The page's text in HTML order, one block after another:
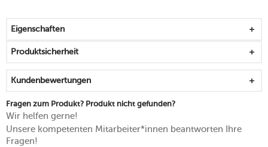
rutschfeste Füße
passt zur Espressomaschine 50’s Style und Kaffeemühle
Eigenschaften
Produktsicherheit
Kundenbewertungen
Fragen zum Produkt? Produkt nicht gefunden?
Wir helfen gerne!
Unsere kompetenten Mitarbeiter*innen beantworten Ihre
Fragen!